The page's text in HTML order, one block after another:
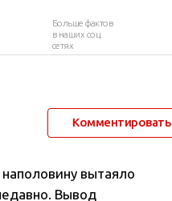
Больше фактов
в наших соц.
сетях
Комментировать
вытаяло
Вывод